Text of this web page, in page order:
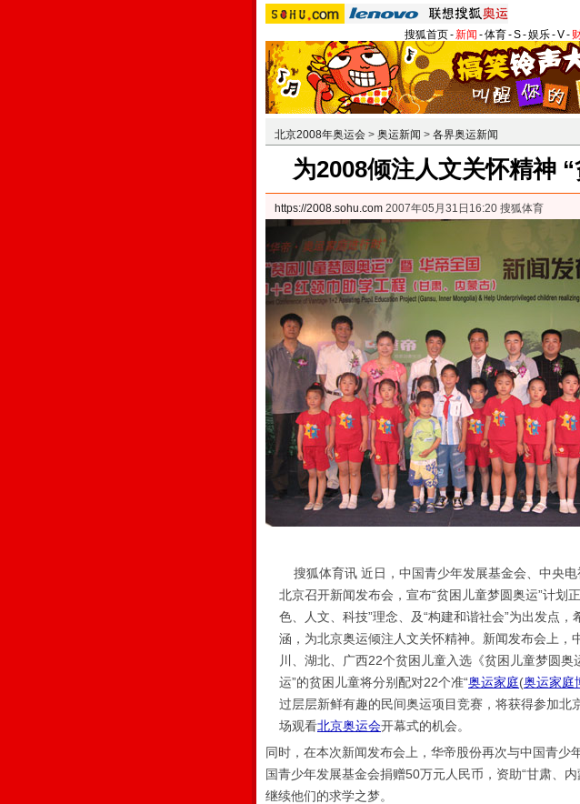
搜狐首页-新闻 -体育-S-娱乐-V-
北京2008年奥运会 > 奥运新闻 > 各界奥运新闻
为2008倾注人文关怀精神
https://2008.sohu.com 2007年05月31日16:20 搜狐体育
搜狐体育讯 近日，中国青少年发展基金会、中央
北京召开新闻发布会，宣布“贫困儿童梦圆奥运”计划
色、人文、科技”理念、及“构建和谐社会”为出发点，
涵，为北京奥运倾注人文关怀精神。新闻发布会上，
川、湖北、广西22个贫困儿童入选《贫困儿童梦圆
运”的贫困儿童将分别配对22个准“奥运家庭(奥运家庭
过层层新鲜有趣的民间奥运项目竞赛，将获得参加北
场观看北京奥运会开幕式的机会。
同时，在本次新闻发布会上，华帝股份再次与中国青少
国青少年发展基金会捐赠50万元人民币，资助“甘肃、
继续他们的求学之梦。